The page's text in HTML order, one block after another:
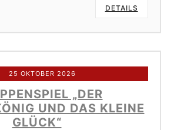
DETAILS
25 OKTOBER 2026
„DER
UND DAS KLEINE
GLÜCK“